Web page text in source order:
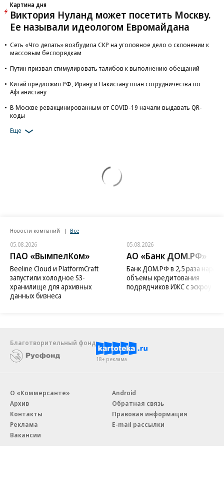
Картина дня
Виктория Нуланд может посетить Москву.
Ее называли идеологом Евромайдана
Сеть «Что делать» возбудила СКР на уголовное дело о склонении к
массовым беспорядкам
Путин призвал стимулировать талибов к выполнению обещаний
Китай предложил РФ, Ирану и Пакистану план сотрудничества по
Афганистану
В Москве ревакцинированным от COVID-19 начали выдавать QR-
коды
Еще
Новости компаний Все
05.08.2026
ПАО «ВымпелКом»
Beeline Cloud и PlatformCraft
запустили холодное S3-
хранилище для архивных
данных бизнеса
05.08.2026
АО «Банк ДОМ.РФ»
Банк ДОМ.РФ в 2,5 раза
объемы кредитования
подрядчиков ИЖС с эскроу
Благотворительный фонд
18+ реклама
О «Коммерсанте»
Архив
Контакты
Реклама
Вакансии
Android
Обратная связь
Правовая информация
E-mail рассылки